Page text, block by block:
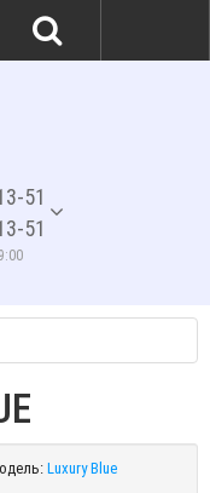
51
51
Luxury Blue